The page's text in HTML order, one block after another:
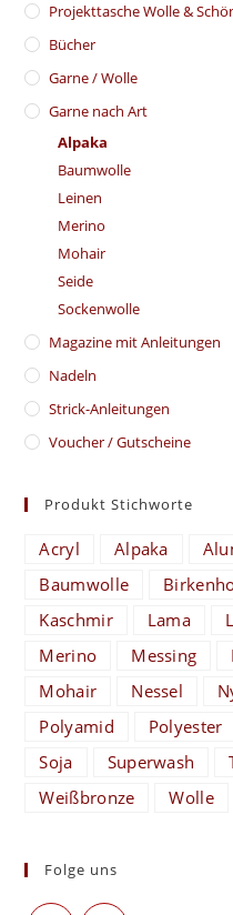
​Projekttasche Wolle &
Bücher
Garne / Wolle
Garne nach Art
Alpaka
Baumwolle
Leinen
Merino
Mohair
Seide
Sockenwolle
Magazine mit Anleitungen
Nadeln
Strick-Anleitungen
Voucher / Gutscheine
Produkt Stichworte
Acryl Alpaka
Baumwolle
Kaschmir
Lama
Merino
Messing
Mohair
Nessel
Polyamid
Polyester
Soja
Superwash
Weißbronze
Wolle
Folge uns